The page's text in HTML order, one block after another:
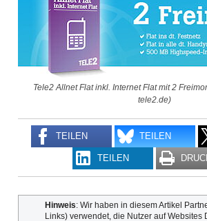
Tele2 Allnet Flat inkl. Internet Flat mit 2
tele2.de)
TEILEN TEILEN
TEILEN
Hinweis: Wir haben in diesem Artikel
Links) verwendet, die Nutzer auf Websites